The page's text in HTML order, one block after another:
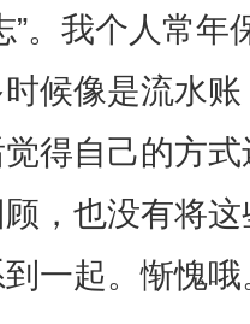
”。我个人常
候像是流水
得自己的方
，也没有将
一起。惭愧